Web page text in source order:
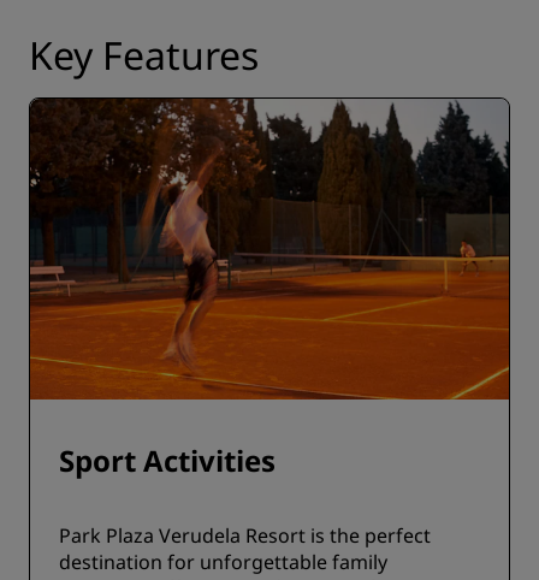
Key Features
Sport Activities
Park Plaza Verudela Resort is the perfect
destination for unforgettable family